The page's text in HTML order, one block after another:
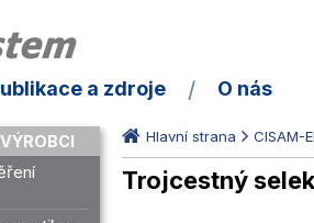
a zdroje O nás
VÝROBCI Hlavní strana CISAM-
Trojcestný